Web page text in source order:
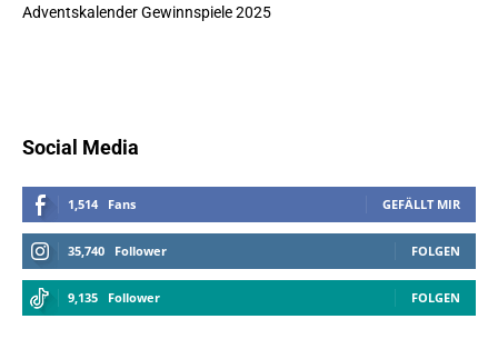
Adventskalender Gewinnspiele 2025
Social Media
1,514 Fans GEFÄLLT MIR
35,740 Follower FOLGEN
9,135 Follower FOLGEN